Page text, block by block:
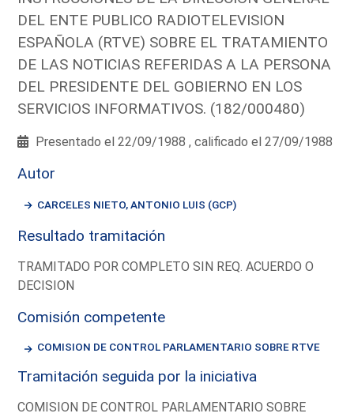
DEL ENTE PUBLICO RADIOTELEVISION
ESPAÑOLA (RTVE) SOBRE EL TRATAMIENTO
DE LAS NOTICIAS REFERIDAS A LA PERSONA
DEL PRESIDENTE DEL GOBIERNO EN LOS
SERVICIOS INFORMATIVOS. (182/000480)
Presentado el 22/09/1988 , calificado el 27/09/1988
Autor
CARCELES NIETO, ANTONIO LUIS (GCP)
Resultado tramitación
TRAMITADO POR COMPLETO SIN REQ. ACUERDO O
DECISION
Comisión competente
COMISION DE CONTROL PARLAMENTARIO SOBRE RTVE
Tramitación seguida por la iniciativa
COMISION DE CONTROL PARLAMENTARIO SOBRE